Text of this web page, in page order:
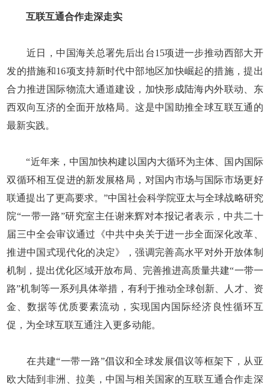
互联互通合作走深走实
近日，中国海关总署先后出台15项进一步推动西部大开
发的措施和16项支持新时代中部地区加快崛起的措施，提出
合力推进国际物流大通道建设，加快形成陆海内外联动、东
西双向互济的全面开放格局。这是中国助推全球互联互通的
最新实践。
“近年来，中国加快构建以国内大循环为主体、国内国际
双循环相互促进的新发展格局，对国内市场与国际市场更好
联通提出了更高要求。”中国社会科学院亚太与全球战略研究
院“一带一路”研究室主任谢来辉对本报记者表示，中共二十
届三中全会审议通过《中共中央关于进一步全面深化改革、
推进中国式现代化的决定》，强调完善高水平对外开放体制
机制，提出优化区域开放布局、完善推进高质量共建“一带一
路”机制等一系列具体举措，有利于推动全球创新、人才、资
金、数据等优质要素流动，实现国内国际经济良性循环互
促，为全球互联互通注入更多动能。
在共建“一带一路”倡议和全球发展倡议等框架下，从亚
欧大陆到非洲、拉美，中国与相关国家的互联互通合作走深